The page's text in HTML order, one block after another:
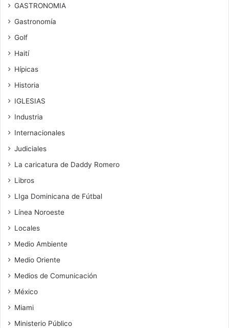
GASTRONOMIA
Gastronomía
Golf
Haití
Hípicas
Historia
IGLESIAS
Industria
Internacionales
Judiciales
La caricatura de Daddy Romero
Libros
LIga Dominicana de Fútbal
Línea Noroeste
Locales
Medio Ambiente
Medio Oriente
Medios de Comunicación
México
Miami
Ministerio Público